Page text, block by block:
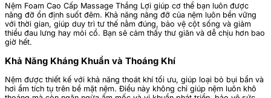
Nệm Foam Cao Cấp Massage Thắng Lợi giúp cơ thể bạn luôn được
nâng đỡ ổn định suốt đêm. Khả năng nâng đỡ của nệm luôn bền vững
với thời gian, giúp duy trì tư thế nằm đúng, bảo vệ cột sống và giảm
thiểu đau lưng hay mỏi cổ. Bạn sẽ cảm thấy thư giãn và dễ chịu hơn bao
giờ hết.
Khả Năng Kháng Khuẩn và Thoáng Khí
Nệm được thiết kế với khả năng thoát khí tối ưu, giúp loại bỏ bụi bẩn và
hơi ẩm tích tụ trên bề mặt nệm. Điều này không chỉ giúp nệm luôn khô